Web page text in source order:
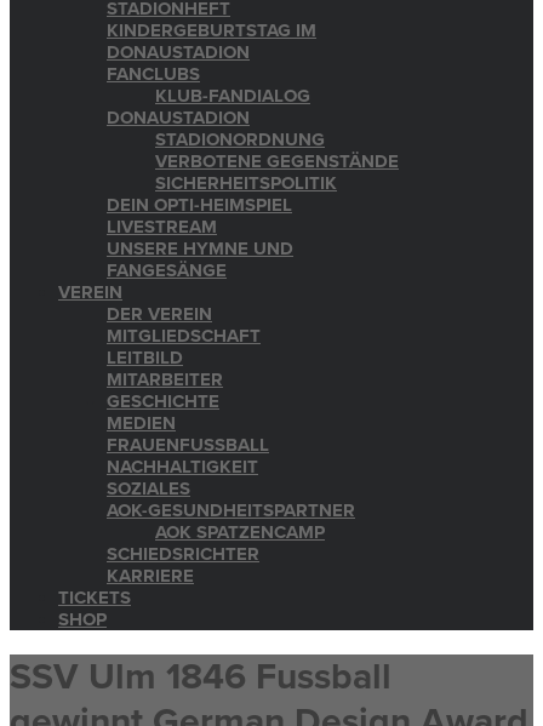
STADIONHEFT
KINDERGEBURTSTAG IM
DONAUSTADION
FANCLUBS
KLUB-FANDIALOG
DONAUSTADION
STADIONORDNUNG
VERBOTENE GEGENSTÄNDE
SICHERHEITSPOLITIK
DEIN OPTI-HEIMSPIEL
LIVESTREAM
UNSERE HYMNE UND
FANGESÄNGE
VEREIN
DER VEREIN
MITGLIEDSCHAFT
LEITBILD
MITARBEITER
GESCHICHTE
MEDIEN
FRAUENFUSSBALL
NACHHALTIGKEIT
SOZIALES
AOK-GESUNDHEITSPARTNER
AOK SPATZENCAMP
SCHIEDSRICHTER
KARRIERE
TICKETS
SHOP
SSV Ulm 1846 Fussball